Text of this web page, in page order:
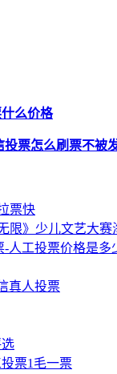
么价格
投票怎么刷票不被
票快
限》少儿文艺大
人工投票价格是多
真人投票
票1毛一票